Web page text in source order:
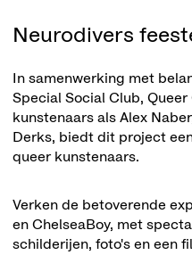
Neurodivers
In samenwerking met
Special Social Club,
kunstenaars als Alex
Derks, biedt dit project
queer kunstenaars.
Verken de betoverende
en ChelseaBoy, met
schilderijen, foto's en een